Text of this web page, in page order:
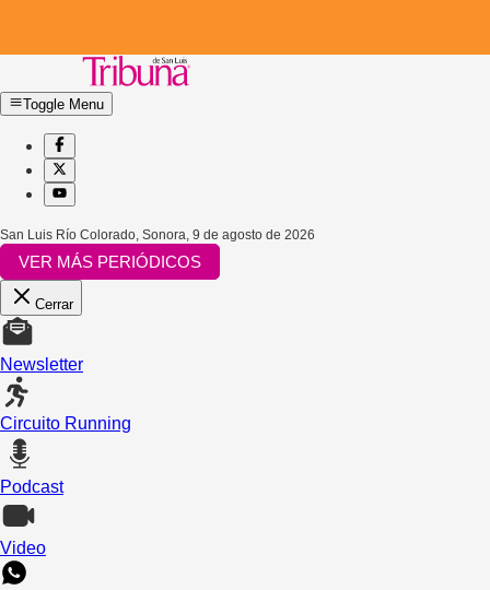
Toggle Menu
San Luis Río Colorado, Sonora, 9 de agosto de 2026
VER MÁS PERIÓDICOS
Cerrar
Newsletter
Circuito Running
Podcast
Video